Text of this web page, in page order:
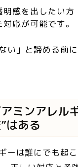
明感を出したい方
応が可能です。
い」と諦める前
ミンアレル
はある
ーは誰にでも起